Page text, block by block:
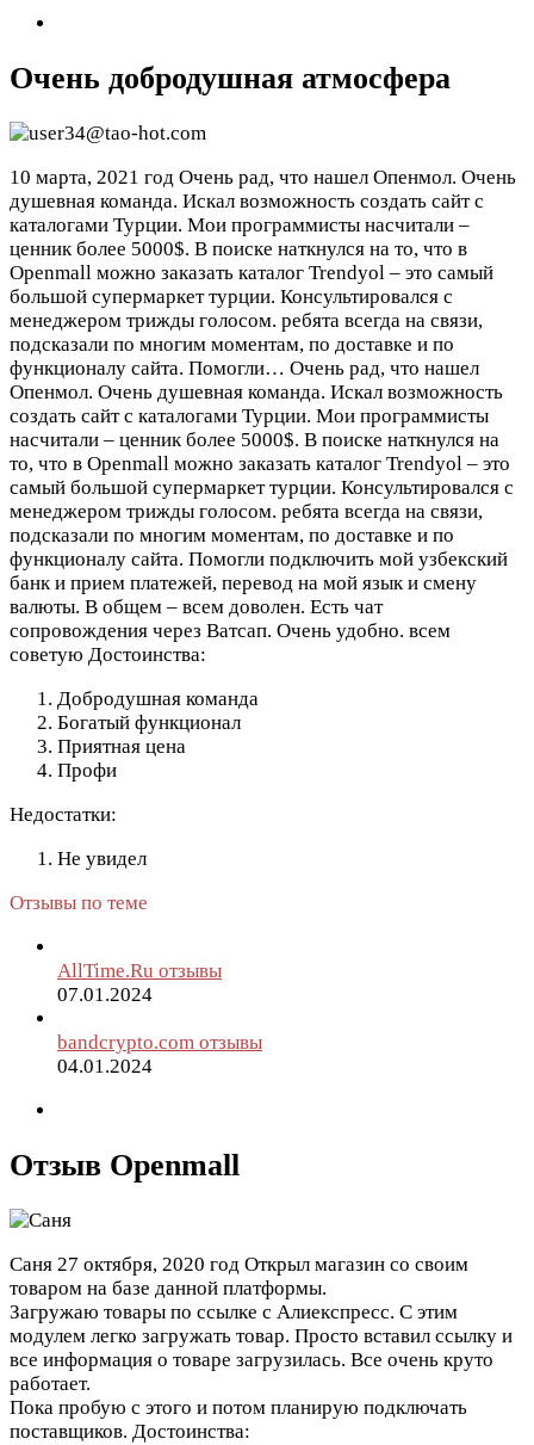
Очень добродушная атмосфера
10 марта, 2021 год Очень рад, что нашел Опенмол. Очень
душевная команда. Искал возможность создать сайт с
каталогами Турции. Мои программисты насчитали –
ценник более 5000$. В поиске наткнулся на то, что в
Openmall можно заказать каталог Trendyol – это самый
большой супермаркет турции. Консультировался с
менеджером трижды голосом. ребята всегда на связи,
подсказали по многим моментам, по доставке и по
функционалу сайта. Помогли… Очень рад, что нашел
Опенмол. Очень душевная команда. Искал возможность
создать сайт с каталогами Турции. Мои программисты
насчитали – ценник более 5000$. В поиске наткнулся на
то, что в Openmall можно заказать каталог Trendyol – это
самый большой супермаркет турции. Консультировался с
менеджером трижды голосом. ребята всегда на связи,
подсказали по многим моментам, по доставке и по
функционалу сайта. Помогли подключить мой узбекский
банк и прием платежей, перевод на мой язык и смену
валюты. В общем – всем доволен. Есть чат
сопровождения через Ватсап. Очень удобно. всем
советую Достоинства:
Добродушная команда
Богатый функционал
Приятная цена
Профи
Недостатки:
Не увидел
Отзывы по теме
AllTime.Ru отзывы
07.01.2024
bandcrypto.com отзывы
04.01.2024
Отзыв Openmall
Саня 27 октября, 2020 год Открыл магазин со своим
товаром на базе данной платформы.
Загружаю товары по ссылке с Алиекспресс. С этим
модулем легко загружать товар. Просто вставил ссылку и
все информация о товаре загрузилась. Все очень круто
работает.
Пока пробую с этого и потом планирую подключать
поставщиков. Достоинства: